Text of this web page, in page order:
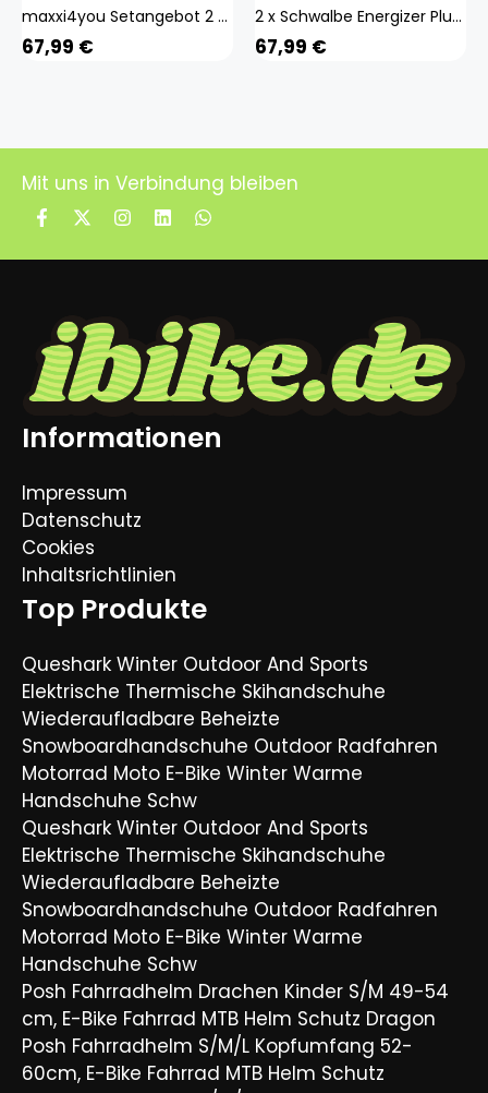
maxxi4you Setangebot 2 x Schwalbe Energizer Plus Tour ADDIX E Fahrrad E-Bike Reifen in Schwarz mit Reflex 40-622 (28 x 1.50) + 2 Schwalbe Schläuche AV17 inkl. 3 Reifenheber
67,99 €
2 x Schwalbe Energizer Plus Tour Performance E-50 Fahrrad E-Bike Reifen Reflex 37-622 (28 x 1,40) + 2 x AV-17 inkl. Reifenheber
67,99 €
Mit uns in Verbindung bleiben
Informationen
Impressum
Datenschutz
Cookies
Inhaltsrichtlinien
Top Produkte
Queshark Winter Outdoor And Sports
Elektrische Thermische Skihandschuhe
Wiederaufladbare Beheizte
Snowboardhandschuhe Outdoor Radfahren
Motorrad Moto E-Bike Winter Warme
Handschuhe Schw
Queshark Winter Outdoor And Sports
Elektrische Thermische Skihandschuhe
Wiederaufladbare Beheizte
Snowboardhandschuhe Outdoor Radfahren
Motorrad Moto E-Bike Winter Warme
Handschuhe Schw
Posh Fahrradhelm Drachen Kinder S/M 49-54
cm, E-Bike Fahrrad MTB Helm Schutz Dragon
Posh Fahrradhelm S/M/L Kopfumfang 52-
60cm, E-Bike Fahrrad MTB Helm Schutz